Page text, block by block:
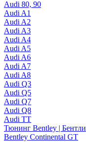
Audi 80, 90
Audi A1
Audi A2
Audi A3
Audi A4
Audi A5
Audi A6
Audi A7
Audi A8
Audi Q3
Audi Q5
Audi Q7
Audi Q8
Audi TT
Тюнинг Bentley | Бентли
Bentley Continental GT